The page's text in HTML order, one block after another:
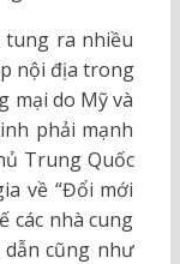
tung ra nhiều
nội địa trong
mại do Mỹ và
phải mạnh
Trung Quốc
về “Đổi mới
các nhà cung
dẫn cũng như